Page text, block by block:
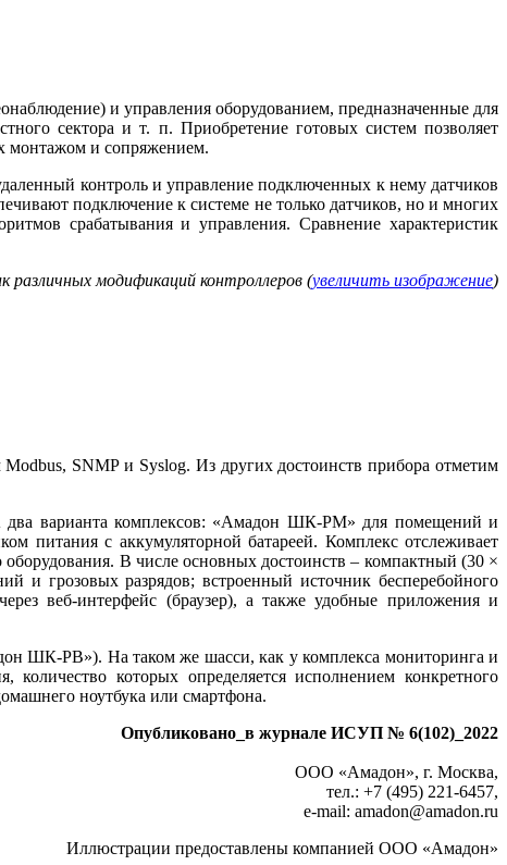
и управления оборудованием, предназначенные для
сектора и т. п. Приобретение готовых систем позволяет
монтажом и сопряжением.
контроль и управление подключенных к не­му датчиков
подключение к системе не только датчиков, но и многих
срабатывания и управления. Сравнение характеристик
различных модификаций контроллеров (увеличить изображение)
Modbus, SNMP и Syslog. Из других достоинств прибора отметим
два варианта комплексов: «Амадон ШК-РМ» для помещений и
с аккумуляторной батареей. Комплекс отслеживает
оборудования. В числе основных достоинств – компактный (30 ×
и грозовых разрядов; встроенный источник бесперебойного
веб-интерфейс (браузер), а также удобные приложения и
ШК-РВ»). На таком же шасси, как у комплекса мониторинга и
которых определяется исполнением конкретного
ноутбука или смартфона.
Опубликовано_в журнале ИСУП № 6(102)_2022
ООО «Амадон», г. Москва,
тел.: +7 (495) 221-6457,
e-mail: amadon@amadon.ru
Иллюстрации предоставлены компанией ООО «Амадон»